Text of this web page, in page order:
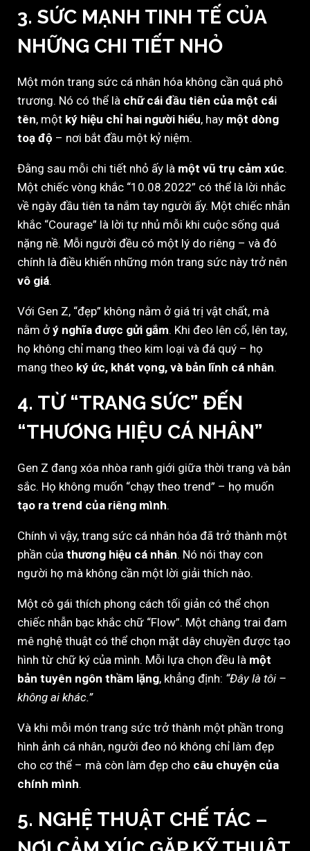
3. SỨC MẠNH TINH TẾ CỦA
NHỮNG CHI TIẾT NHỎ
Một món trang sức cá nhân hóa không cần quá phô
trương. Nó có thể là chữ cái đầu tiên của một cái
tên, một ký hiệu chỉ hai người hiểu, hay một dòng
toạ độ – nơi bắt đầu một kỷ niệm.
Đằng sau mỗi chi tiết nhỏ ấy là một vũ trụ cảm xúc.
Một chiếc vòng khắc “10.08.2022” có thể là lời nhắc
về ngày đầu tiên ta nắm tay người ấy. Một chiếc nhẫn
khắc “Courage” là lời tự nhủ mỗi khi cuộc sống quá
nặng nề. Mỗi người đều có một lý do riêng – và đó
chính là điều khiến những món trang sức này trở nên
vô giá.
Với Gen Z, “đẹp” không nằm ở giá trị vật chất, mà
nằm ở ý nghĩa được gửi gắm. Khi đeo lên cổ, lên tay,
họ không chỉ mang theo kim loại và đá quý – họ
mang theo ký ức, khát vọng, và bản lĩnh cá nhân.
4. TỪ “TRANG SỨC” ĐẾN
“THƯƠNG HIỆU CÁ NHÂN”
Gen Z đang xóa nhòa ranh giới giữa thời trang và bản
sắc. Họ không muốn “chạy theo trend” – họ muốn
tạo ra trend của riêng mình.
Chính vì vậy, trang sức cá nhân hóa đã trở thành một
phần của thương hiệu cá nhân. Nó nói thay con
người họ mà không cần một lời giải thích nào.
Một cô gái thích phong cách tối giản có thể chọn
chiếc nhẫn bạc khắc chữ “Flow”. Một chàng trai đam
mê nghệ thuật có thể chọn mặt dây chuyền được tạo
hình từ chữ ký của mình. Mỗi lựa chọn đều là một
bản tuyên ngôn thầm lặng, khẳng định: “Đây là tôi –
không ai khác.”
Và khi mỗi món trang sức trở thành một phần trong
hình ảnh cá nhân, người đeo nó không chỉ làm đẹp
cho cơ thể – mà còn làm đẹp cho câu chuyện của
chính mình.
5. NGHỆ THUẬT CHẾ TÁC –